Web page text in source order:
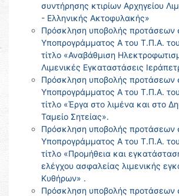
συντήρησης κτιρίων Αρχηγείου
- Ελληνικής Ακτοφυλακής»
Πρόσκληση υποβολής προτάσεων
Υποπρογράμματος Α του Τ.Π.Α.
τίτλο «Αναβάθμιση
Λιμενικές Εγκαταστάσεις
Πρόσκληση υποβολής προτάσεων
Υποπρογράμματος Α του Τ.Π.Α.
τίτλο «Έργα στο λιμένα και στο
Ταμείο Σητείας».
Πρόσκληση υποβολής προτάσεων
Υποπρογράμματος Α του Τ.Π.Α.
τίτλο «Προμήθεια και
ελέγχου ασφαλείας λιμενικής
Κυθήρων» .
Πρόσκληση υποβολής προτάσεων